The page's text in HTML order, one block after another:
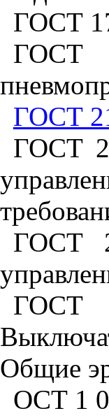
ГОСТ
ГОСТ
ГОСТ
ГОСТ
ГОСТ
ГОСТ
Общие
ОСТ 1